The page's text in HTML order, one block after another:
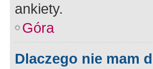
ankiety.
Góra
Dlaczego nie mam